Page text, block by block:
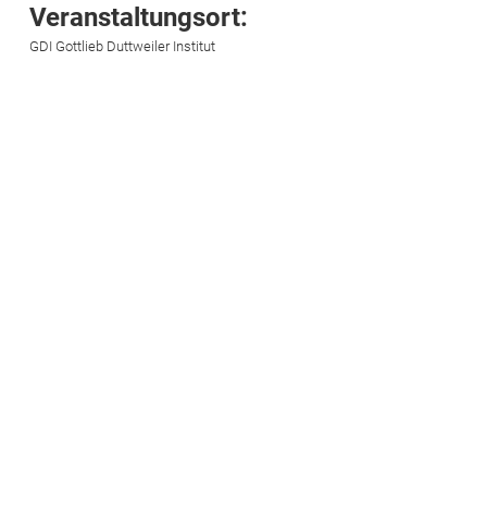
Veranstaltungsort:
GDI Gottlieb Duttweiler Institut